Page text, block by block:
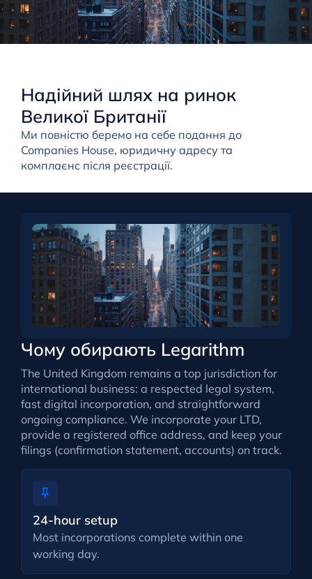
Надійний шлях на ринок
Великої Британії
Ми повністю беремо на себе подання до
Companies House, юридичну адресу та
комплаєнс після реєстрації.
Чому обирають Legarithm
The United Kingdom remains a top jurisdiction for
international business: a respected legal system,
fast digital incorporation, and straightforward
ongoing compliance. We incorporate your LTD,
provide a registered office address, and keep your
filings (confirmation statement, accounts) on track.
24-hour setup
Most incorporations complete within one
working day.